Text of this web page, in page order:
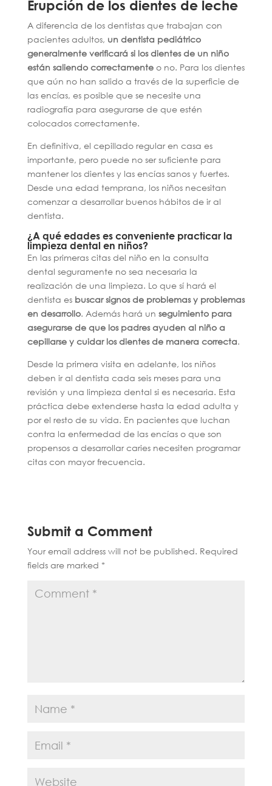
Erupción de los dientes de leche
A diferencia de los dentistas que trabajan con
pacientes adultos, un dentista pediátrico
generalmente verificará si los dientes de un niño
están saliendo correctamenteo no. Para los dientes
que aún no han salido a través de la superficie de
las encías, es posible que se necesite una
radiografía para asegurarse de que estén
colocados correctamente.
En definitiva, el cepillado regular en casa es
importante, pero puede no ser suficiente para
mantener los dientes y las encías sanos y fuertes.
Desde una edad temprana, los niños necesitan
comenzar a desarrollar buenos hábitos de ir al
dentista.
¿A qué edades es conveniente practicar la
limpieza dental en niños?
En las primeras citas del niño en la consulta
dental seguramente no sea necesaria la
realización de una limpieza. Lo que sí hará el
dentista es buscar signos de problemas y problemas
en desarrollo. Además hará un seguimiento para
asegurarse de que los padres ayuden al niño a
cepillarse y cuidar los dientes de manera correcta.
Desde la primera visita en adelante, los niños
deben ir al dentista cada seis meses para una
revisión y una limpieza dental si es necesaria. Esta
práctica debe extenderse hasta la edad adulta y
por el resto de su vida. En pacientes que luchan
contra la enfermedad de las encías o que son
propensos a desarrollar caries necesiten programar
citas con mayor frecuencia.
Submit a Comment
Your email address will not be published. Required
fields are marked *